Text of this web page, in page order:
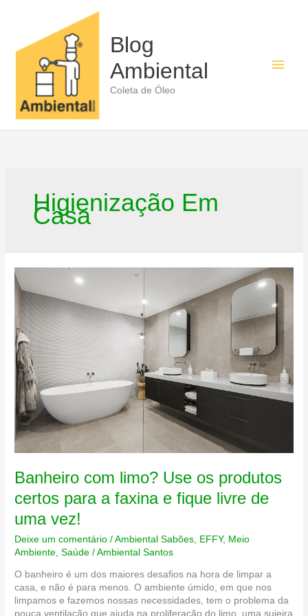
conteúdo
Blog
Ambiental
Coleta de Óleo
Higienização Em
Casa
Banheiro com limo? Use os produtos
certos para a faxina e fique livre de
uma vez!
Deixe um comentário /Ambiental Sabões EFFY, Meio
Ambiente ,Saúde /Ambiental Santos
O banheiro é um dos maiores desafios na hora de limpar a
casa, e não é para menos. O ambiente úmido, em que nos
limpamos e fazemos nossas necessidades, tem o problema da
pouca ventilação que ajuda na proliferação do limo, uma sujeira